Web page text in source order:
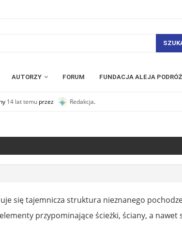
AUTORZY FORUM FUNDACJA ALEJA
14 lat temu przez Redakcja.
się tajemnicza struktura nieznanego
przypominające ścieżki, ściany, a nawet